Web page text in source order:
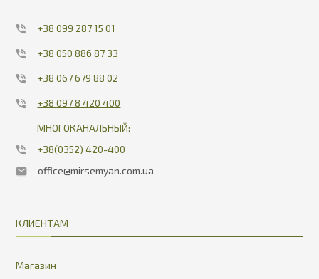
+38 099 287 15 01
+38 050 886 87 33
+38 067 679 88 02
+38 097 8 420 400
МНОГОКАНАЛЬНЫЙ:
+38(0352) 420-400
office@mirsemyan.com.ua
КЛИЕНТАМ
Магазин